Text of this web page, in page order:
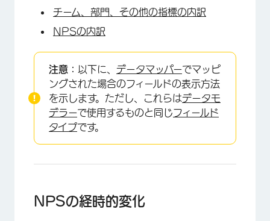
チーム、部門、その他の指標の内訳
NPSの内訳
注意： 以下に、 データマッパーでマッピ
ングされた場合のフィールドの表示方法
を示します。ただし、これらはデータモ
デラーで使用するものと同じフィールド
タイプです。
NPSの経時的変化